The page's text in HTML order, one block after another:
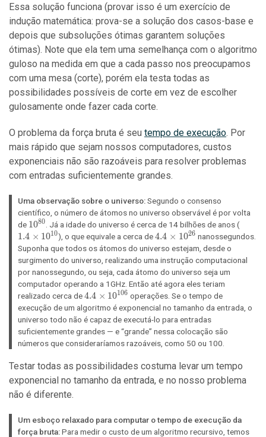
Essa solução funciona (provar isso é um exercício de
indução matemática: prova-se a solução dos casos-base e
depois que subsoluções ótimas garantem soluções
ótimas). Note que ela tem uma semelhança com o algoritmo
guloso na medida em que a cada passo nos preocupamos
com uma mesa (corte), porém ela testa todas as
possibilidades possíveis de corte em vez de escolher
gulosamente onde fazer cada corte.
O problema da força bruta é seu tempo de execução. Por
mais rápido que sejam nossos computadores, custos
exponenciais não são razoáveis para resolver problemas
com entradas suficientemente grandes.
Uma observação sobre o universo:Segundo o consenso
científico, o número de átomos no universo observável é por volta
de 10^{80}
1080 . Já a idade do universo é cerca de 14 bilhões de anos (
\times
1 .4 × 1010), o que equivale a cerca de4.4
\times
10^{26}
4.4 × 1026 nanossegundos.
Suponha que todos os átomos do universo estejam, desde o
surgimento do universo, realizando uma instrução computacional
por nanossegundo, ou seja, cada átomo do universo seja um
computador operando a 1GHz. Então até agora eles teriam
realizado cerca de4.4
\times
10^{106}
4.4 × 10106 operações. Se o tempo de
execução de um algoritmo é exponencial no tamanho da entrada, o
universo todo não é capaz de executá-lo para entradas
suficientemente grandes — e “grande” nessa colocação são
números que consideraríamos razoáveis, como 50 ou 100.
Testar todas as possibilidades costuma levar um tempo
exponencial no tamanho da entrada, e no nosso problema
não é diferente.
Um esboço relaxado para computar o tempo de execução da
força bruta:Para medir o custo de um algoritmo recursivo, temos